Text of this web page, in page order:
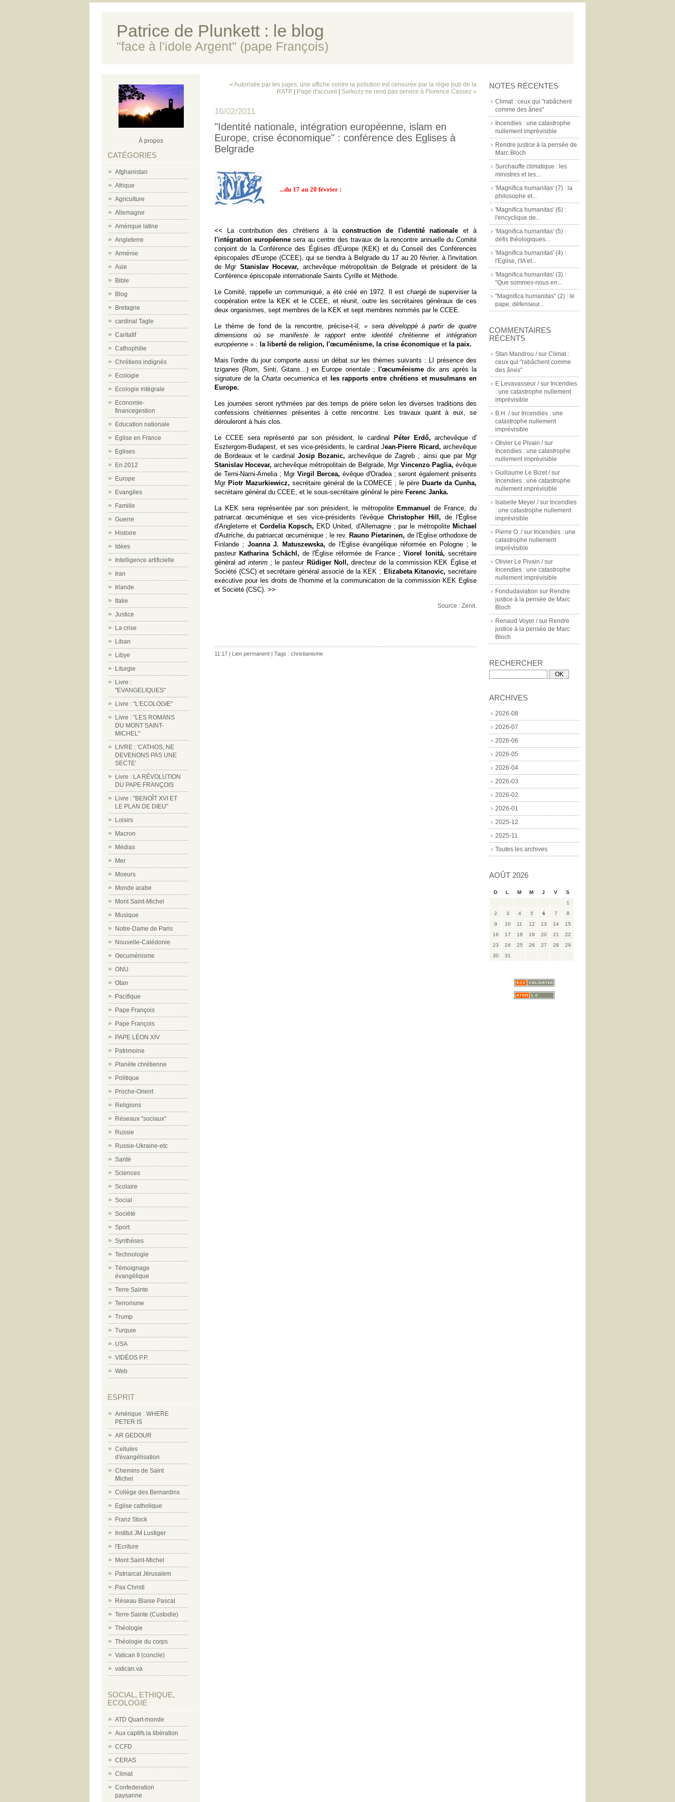
Patrice de Plunkett : le blog
"face à l'idole Argent" (pape François)
À propos
CATÉGORIES
Afghanistan
Afrique
Agriculture
Allemagne
Amérique latine
Angleterre
Arménie
Asie
Bible
Blog
Bretagne
cardinal Tagle
Caritatif
Cathophilie
Chrétiens indignés
Ecologie
Ecologie intégrale
Economie-
financegestion
Education nationale
Eglise en France
Eglises
En 2012
Europe
Evangiles
Famille
Guerre
Histoire
Idées
Intelligence artificielle
Iran
Irlande
Italie
Justice
La crise
Liban
Libye
Liturgie
Livre :
"EVANGELIQUES"
Livre : "L'ECOLOGIE"
Livre : "LES ROMANS
DU MONT SAINT-
MICHEL"
LIVRE : 'CATHOS, NE
DEVENONS PAS UNE
SECTE'
Livre : LA RÉVOLUTION
DU PAPE FRANÇOIS
Livre : "BENOÎT XVI ET
LE PLAN DE DIEU"
Loisirs
Macron
Médias
Mer
Moeurs
Monde arabe
Mont Saint-Michel
Musique
Notre-Dame de Paris
Nouvelle-Calédonie
Oecuménisme
ONU
Otan
Pacifique
Pape François
Pape François
PAPE LÉON XIV
Patrimoine
Planète chrétienne
Politique
Proche-Orient
Religions
Réseaux "sociaux"
Russie
Russie-Ukraine-etc
Santé
Sciences
Scolaire
Social
Société
Sport
Synthèses
Technologie
Témoignage
évangélique
Terre Sainte
Terrorisme
Trump
Turquie
USA
VIDÉOS P.P.
Web
ESPRIT
Amérique : WHERE
PETER IS
AR GEDOUR
Cellules
d'évangélisation
Chemins de Saint
Michel
Collège des Bernardins
Eglise catholique
Franz Stock
Institut JM Lustiger
l'Ecriture
Mont Saint-Michel
Patriarcat Jérusalem
Pax Christi
Réseau Blaise Pascal
Terre Sainte (Custodie)
Théologie
Théologie du corps
Vatican II (concile)
vatican.va
SOCIAL, ETHIQUE,
ECOLOGIE
ATD Quart-monde
Aux captifs la libération
CCFD
CERAS
Climat
Confederation
paysanne
NOTES RÉCENTES
Climat : ceux qui "rabâchent
comme des ânes"
Incendies : une catastrophe
nullement imprévisible
Rendre justice à la pensée de
Marc Bloch
Surchauffe climatique : les
ministres et les...
'Magnifica humanitas' (7) : la
philosophe et...
'Magnifica humanitas' (6) :
l'encyclique de...
'Magnifica humanitas' (5) :
défis théologiques...
'Magnifica humanitas' (4) :
l'Eglise, l'IA et...
'Magnifica humanitas' (3) :
"Que sommes-nous en...
"Magnifica humanitas" (2) : le
pape, défenseur...
COMMENTAIRES
RÉCENTS
Stan Mandrou /sur Climat :
ceux qui "rabâchent comme
des ânes"
E Levavasseur /sur Incendies
: une catastrophe nullement
imprévisible
B.H. /sur Incendies : une
catastrophe nullement
imprévisible
Olivier Le Pivain /sur
Incendies : une catastrophe
nullement imprévisible
Guillaume Le Bizet /sur
Incendies : une catastrophe
nullement imprévisible
Isabelle Meyer /sur Incendies
: une catastrophe nullement
imprévisible
Pierre O. /sur Incendies : une
catastrophe nullement
imprévisible
Olivier Le Pivain /sur
Incendies : une catastrophe
nullement imprévisible
Fondudaviation sur Rendre
justice à la pensée de Marc
Bloch
Renaud Voyer /sur Rendre
justice à la pensée de Marc
Bloch
RECHERCHER
ARCHIVES
2026-08
2026-07
2026-06
2026-05
2026-04
2026-03
2026-02
2026-01
2025-12
2025-11
Toutes les archives
AOÛT 2026
D L M M J V
S
1
2
3 4 5 6 7
8
9
10 11 12 13 14
15
16
17 18 19 20 21
22
23
24 25 26 27 28
29
30
31
« Autorisée par les juges, une affiche contre la pollution est censurée par la régie pub de la
RATP
Page d'accueil Sarkozy ne rend pas service à Florence Cassez »
16/02/2011
"Identité nationale, intégration européenne, islam en
Europe, crise économique" : conférence des Eglises à
Belgrade
...du 17 au 20 février :
<< La contribution des chrétiens à la construction de l'identité nationale et à
l'intégration européennesera au centre des travaux de la rencontre annuelle du Comité
conjoint de la Conférence des Églises d'Europe (KEK) et du Conseil des Conférences
épiscopales d'Europe (CCEE), qui se tiendra à Belgrade du 17 au 20 février, à l'invitation
de Mgr Stanislav Hocevar, archevêque métropolitain de Belgrade et président de la
Conférence épiscopale internationale Saints Cyrille et Méthode.
Le Comité, rappelle un communiqué, a été créé en 1972. Il est chargé de superviser la
coopération entre la KEK et le CCEE, et réunit, outre les secrétaires généraux de ces
deux organismes, sept membres de la KEK et sept membres nommés par le CCEE.
Le thème de fond de la rencontre, précise-t-il, « sera développé à partir de quatre
dimensions où se manifeste le rapport entre identité chrétienne et intégration
européenne » : la liberté de religion, l'œcuménisme, la crise économique et la paix.
Mais l'ordre du jour comporte aussi un débat sur les thèmes suivants : Ll présence des
tziganes (Rom, Sinti, Gitans...) en Europe orientale ; l'œcuménisme dix ans après la
signature de laCharta oecumenica et les rapports entre chrétiens et musulmans en
Europe.
Les journées seront rythmées par des temps de prière selon les diverses traditions des
confessions chrétiennes présentes à cette rencontre. Les travaux quant à eux, se
dérouleront à huis clos.
Le CCEE sera représenté par son président, le cardinal Péter Erdő,archevêque d'
Esztergom-Budapest, et ses vice-présidents, le cardinal Jean-Pierre Ricard, archevêque
de Bordeaux et le cardinal Josip Bozanic,archevêque de Zagreb ; ainsi que par Mgr
Stanislav Hocevar,archevêque métropolitain de Belgrade, Mgr Vincenzo Paglia, évêque
de Terni-Narni-Amelia ; MgrVirgil Bercea, évêque d'Oradea ; seront également présents
Mgr Piotr Mazurkiewicz, secrétaire général de la COMECE ; le pèreDuarte da Cunha,
secrétaire général du CCEE, et le sous-secrétaire général le père Ferenc Janka.
La KEK sera représentée par son président, le métropoliteEmmanuel de France, du
patriarcat œcuménique et ses vice-présidents l'évêque Christopher Hill, de l'Église
d'Angleterre et Cordelia Kopsch, EKD United, d'Allemagne ; par le métropoliteMichael
d'Autriche, du patriarcat œcuménique ; le rev.Rauno Pietarinen, de l'Eglise orthodoxe de
Finlande ; Joanna J. Matuszewska,de l'Eglise évangélique réformée en Pologne ; le
pasteurKatharina Schächl, de l'Église réformée de France ;Viorel Ionitá,secrétaire
généralad interim ; le pasteur Rüdiger Noll, directeur de la commission KEK Église et
Société (CSC) et secrétaire général associé de la KEK ; Elizabeta Kitanovic, secrétaire
exécutive pour les droits de l'homme et la communication de la commission KEK Eglise
et Société (CSC). >>
Source : Zenit.
11:17 | Lien permanent | Tags : christianisme